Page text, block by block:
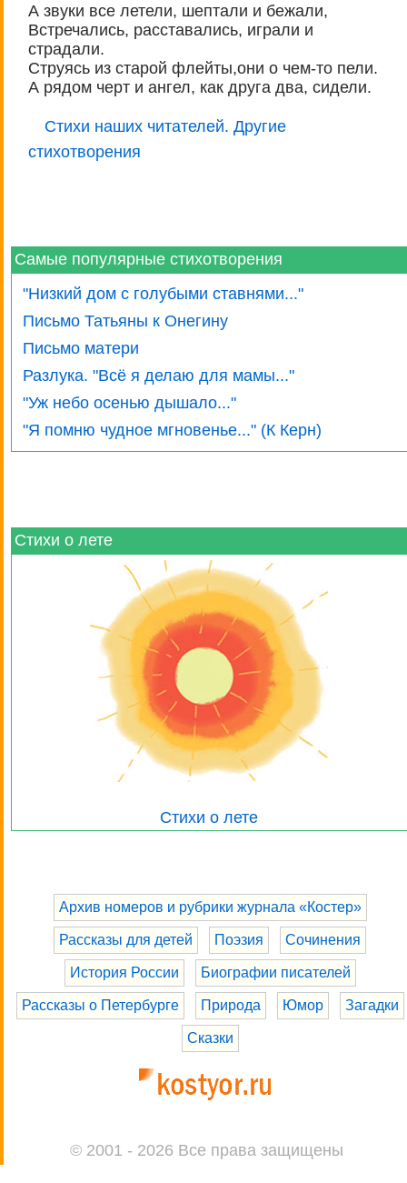
А звуки все летели, шептали и бежали,
Встречались, расставались, играли и
страдали.
Струясь из старой флейты,они о чем-то пели.
А рядом черт и ангел, как друга два, сидели.
Стихи наших читателей. Другие
стихотворения
Самые популярные стихотворения
"Низкий дом с голубыми ставнями..."
Письмо Татьяны к Онегину
Письмо матери
Разлука. "Всё я делаю для мамы..."
"Уж небо осенью дышало..."
"Я помню чудное мгновенье..." (К Керн)
Стихи о лете
Стихи о лете
Архив номеров и рубрики журнала «Костер»
Рассказы для детей Поэзия Сочинения
История России Биографии писателей
Рассказы о Петербурге Природа Юмор Загадки
Сказки
© 2001 - 2026 Все права защищены